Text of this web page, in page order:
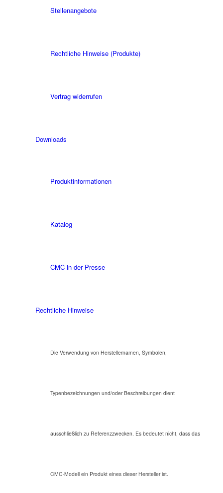
Stellenangebote
Rechtliche Hinweise (Produkte)
Vertrag widerrufen
Downloads
Produktinformationen
Katalog
CMC in der Presse
Rechtliche Hinweise
Die Verwendung von Herstellernamen, Symbolen,
Typenbezeichnungen und/oder Beschreibungen dient
ausschließlich zu Referenzzwecken. Es bedeutet nicht, dass das
CMC-Modell ein Produkt eines dieser Hersteller ist.